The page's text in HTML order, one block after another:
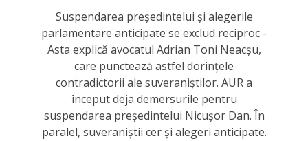
Suspendarea președintelui și alegerile
parlamentare anticipate se exclud reciproc -
Asta explică avocatul Adrian Toni Neacșu,
care punctează astfel dorințele
contradictorii ale suveraniștilor. AUR a
început deja demersurile pentru
suspendarea președintelui Nicușor Dan. În
paralel, suveraniștii cer și alegeri anticipate.